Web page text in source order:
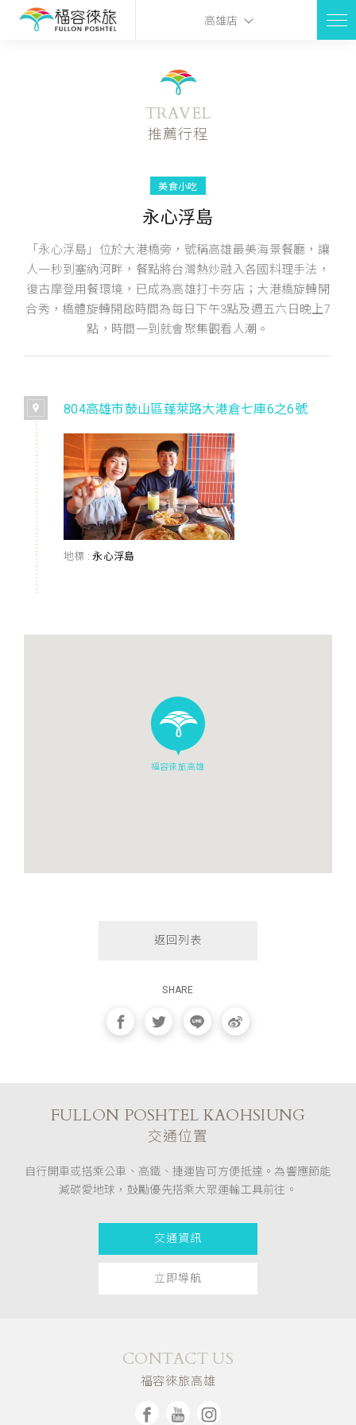
高雄店
TRAVEL
推薦行程
美食小吃
永心浮島
「永心浮島」位於大港橋旁，號稱高雄最美海景餐廳，讓
人一秒到塞納河畔，餐點將台灣熱炒融入各國料理手法，
復古摩登用餐環境，已成為高雄打卡夯店；大港橋旋轉開
合秀，橋體旋轉開啟時間為每日下午3點及週五六日晚上7
點，時間一到就會聚集觀看人潮。
804高雄市鼓山區蓬萊路大港倉七庫6之6號
地標 :永心浮島
福容徠旅高雄
返回列表
SHARE
FULLON POSHTEL KAOHSIUNG
交通位置
自行開車或搭乘公車、高鐵、捷運皆可方便抵達。為響應節能
減碳愛地球，鼓勵優先搭乘大眾運輸工具前往。
交通資訊
立即導航
CONTACT US
福容徠旅高雄